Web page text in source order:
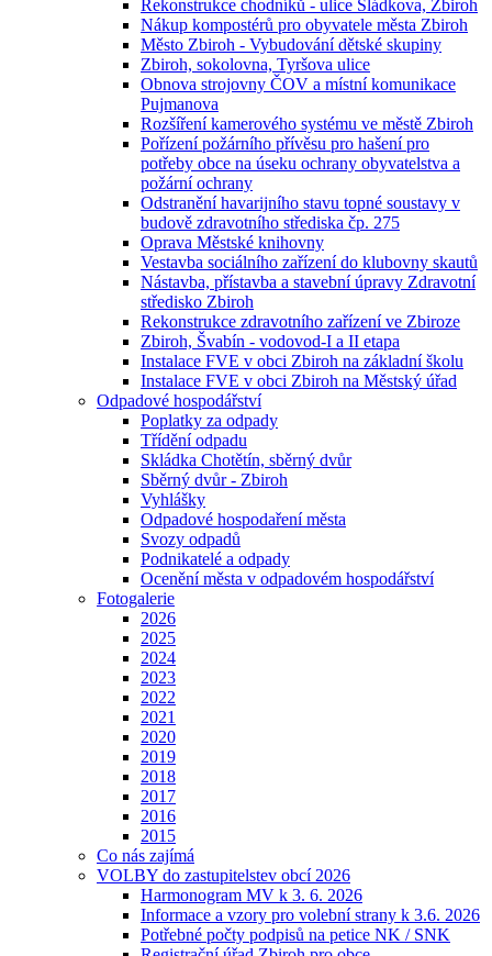
Rekonstrukce chodníků - ulice Sládkova, Zbiroh
Nákup kompostérů pro obyvatele města Zbiroh
Město Zbiroh - Vybudování dětské skupiny
Zbiroh, sokolovna, Tyršova ulice
Obnova strojovny ČOV a místní komunikace
Pujmanova
Rozšíření kamerového systému ve městě Zbiroh
Pořízení požárního přívěsu pro hašení pro
potřeby obce na úseku ochrany obyvatelstva a
požární ochrany
Odstranění havarijního stavu topné soustavy v
budově zdravotního střediska čp. 275
Oprava Městské knihovny
Vestavba sociálního zařízení do klubovny skautů
Nástavba, přístavba a stavební úpravy Zdravotní
středisko Zbiroh
Rekonstrukce zdravotního zařízení ve Zbiroze
Zbiroh, Švabín - vodovod-I a II etapa
Instalace FVE v obci Zbiroh na základní školu
Instalace FVE v obci Zbiroh na Městský úřad
Odpadové hospodářství
Poplatky za odpady
Třídění odpadu
Skládka Chotětín, sběrný dvůr
Sběrný dvůr - Zbiroh
Vyhlášky
Odpadové hospodaření města
Svozy odpadů
Podnikatelé a odpady
Ocenění města v odpadovém hospodářství
Fotogalerie
2026
2025
2024
2023
2022
2021
2020
2019
2018
2017
2016
2015
Co nás zajímá
VOLBY do zastupitelstev obcí 2026
Harmonogram MV k 3. 6. 2026
Informace a vzory pro volební strany k 3.6. 2026
Potřebné počty podpisů na petice NK / SNK